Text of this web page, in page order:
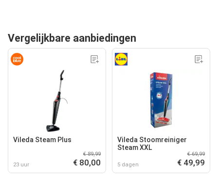
Vergelijkbare aanbiedingen
Vileda Steam Plus
23 uur
€ 89,99
€ 80,00
Vileda Stoomreiniger
Steam XXL
5 dagen
€ 69,99
€ 49,99